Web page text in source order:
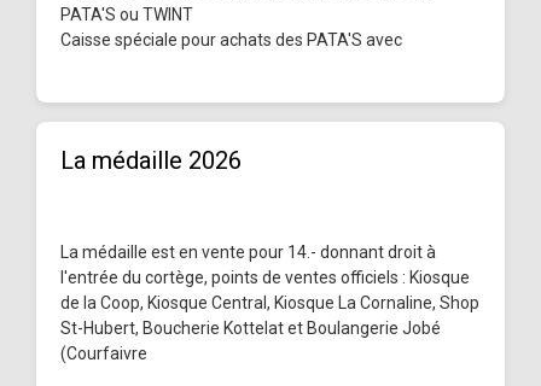
PATA'S ou TWINT
Caisse spéciale pour achats des PATA'S avec
La médaille 2026
La médaille est en vente pour 14.- donnant droit à
l'entrée du cortège, points de ventes officiels : Kiosque
de la Coop, Kiosque Central, Kiosque La Cornaline, Shop
St-Hubert, Boucherie Kottelat et Boulangerie Jobé
(Courfaivre